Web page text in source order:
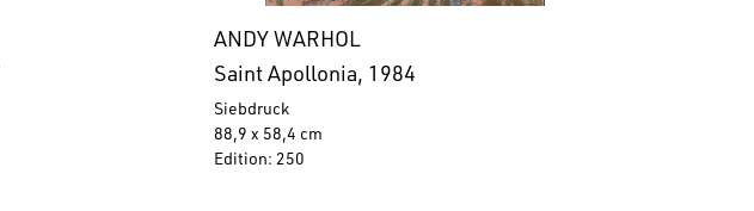
ANDY WARHOL
Saint Apollonia, 1984
Siebdruck
88,9 x 58,4 cm
Edition: 250